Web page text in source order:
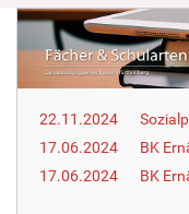
e
r
:
22.11.2024
17.06.2024
BK
17.06.2024
BK